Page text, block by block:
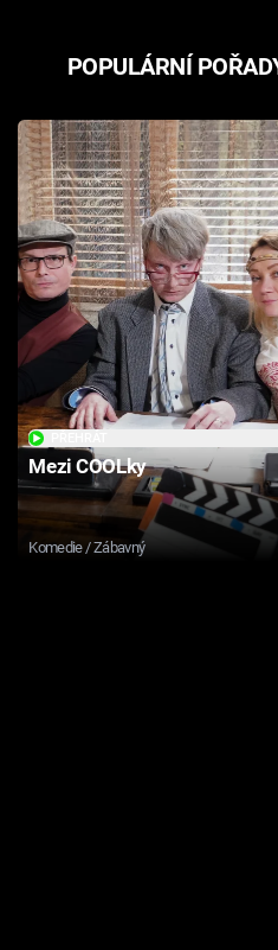
POPULÁRNÍ
Mezi COOLky
Komedie / Zábavný